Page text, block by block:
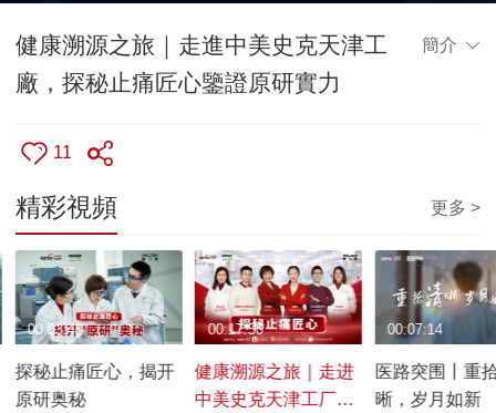
健康溯源之旅｜走進中美史克天津工
廠，探秘止痛匠心鑒證原研實力
簡介
11
精彩視頻 更多 >
探秘止痛匠心，揭开
原研奥秘
00:03:48
健康溯源之旅｜走进
中美史克天津工厂，
00:17:50
医路突围丨重
晰，岁月如新
00:07:14